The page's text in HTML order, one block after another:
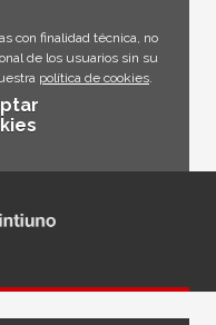
con finalidad técnica, no
de los usuarios sin su
política de cookies.